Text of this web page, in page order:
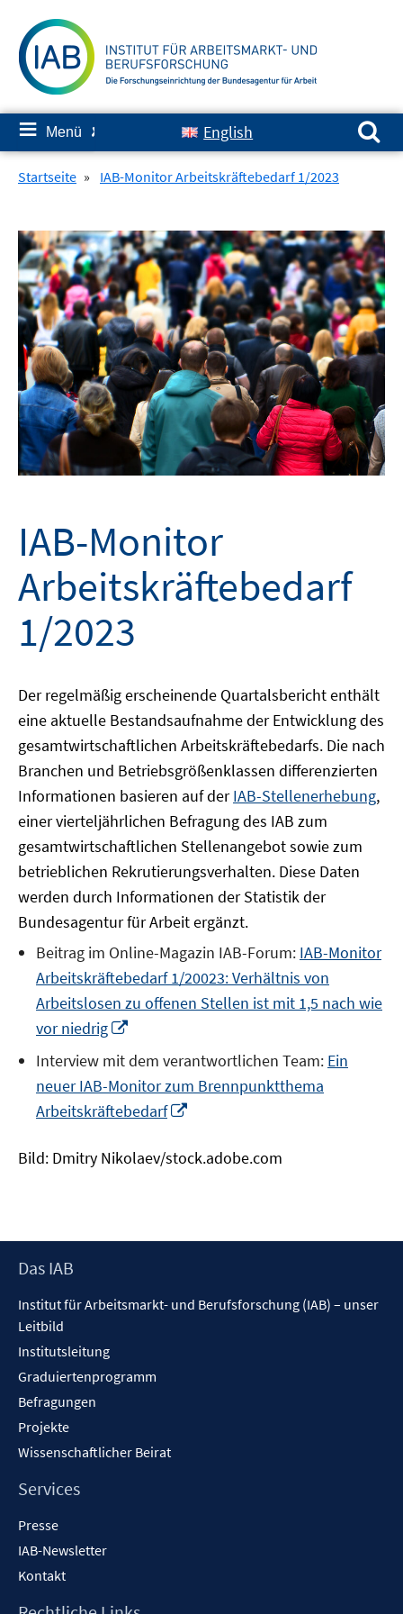
zum
Inhalt
≡ Menü ✘ English
Suchen nach:
Startseite » IAB-Monitor Arbeitskräftebedarf 1/2023
IAB-Monitor
Arbeitskräftebedarf
1/2023
Der regelmäßig erscheinende Quartalsbericht enthält
eine aktuelle Bestandsaufnahme der Entwicklung des
gesamtwirtschaftlichen Arbeitskräftebedarfs. Die nach
Branchen und Betriebsgrößenklassen differenzierten
Informationen basieren auf derIAB-Stellenerhebung,
einer vierteljährlichen Befragung des IAB zum
gesamtwirtschaftlichen Stellenangebot sowie zum
betrieblichen Rekrutierungsverhalten. Diese Daten
werden durch Informationen der Statistik der
Bundesagentur für Arbeit ergänzt.
Beitrag im Online-Magazin IAB-Forum: IAB-Monitor
Arbeitskräftebedarf 1/20023: Verhältnis von
Arbeitslosen zu offenen Stellen ist mit 1,5 nach wie
vor niedrig
Fenster
öffnen
Interview mit dem verantwortlichen Team: Ein
neuer IAB-Monitor zum Brennpunktthema
Arbeitskräftebedarf
Fenster
Bild: Dmitry Nikolaev/stock.adobe.com
Footer
Das IAB
Institut für Arbeitsmarkt- und Berufsforschung (IAB) – unser
Leitbild
Institutsleitung
Graduiertenprogramm
Befragungen
Projekte
Wissenschaftlicher Beirat
Services
Presse
IAB-Newsletter
Kontakt